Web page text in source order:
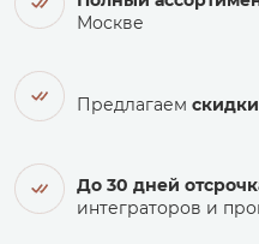
Москве
Предлагаем скидки
До 30 дней
интеграторов и